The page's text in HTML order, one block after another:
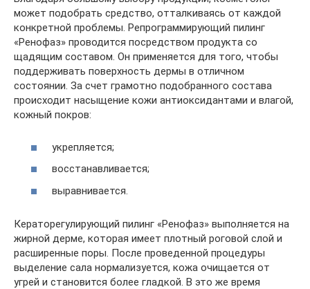
может подобрать средство, отталкиваясь от каждой
конкретной проблемы. Репрограммирующий пилинг
«Ренофаз» проводится посредством продукта со
щадящим составом. Он применяется для того, чтобы
поддерживать поверхность дермы в отличном
состоянии. За счет грамотно подобранного состава
происходит насыщение кожи антиоксидантами и влагой,
кожный покров:
укрепляется;
восстанавливается;
выравнивается.
Кераторегулирующий пилинг «Ренофаз» выполняется на
жирной дерме, которая имеет плотный роговой слой и
расширенные поры. После проведенной процедуры
выделение сала нормализуется, кожа очищается от
угрей и становится более гладкой. В это же время